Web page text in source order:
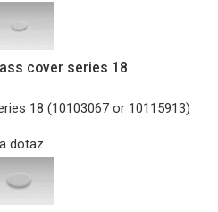
cover series 18
18 (10103067 or 10115913)
dotaz